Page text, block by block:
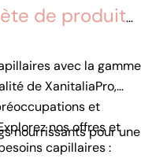
de produits
avec la gamme
de XanitaliaPro,
et
nos offres et
capillaires :
nourrissants pour une